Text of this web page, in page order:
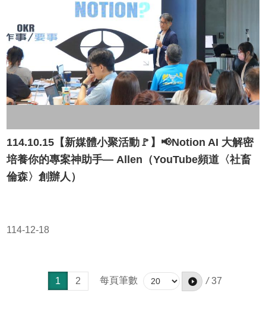
114.10.15【新媒體小聚活動🚩】📢Notion AI 大解密
培養你的專案神助手— Allen（YouTube頻道〈社畜
倫森〉創辦人）
114-12-18
1 2 每頁筆數 / 37